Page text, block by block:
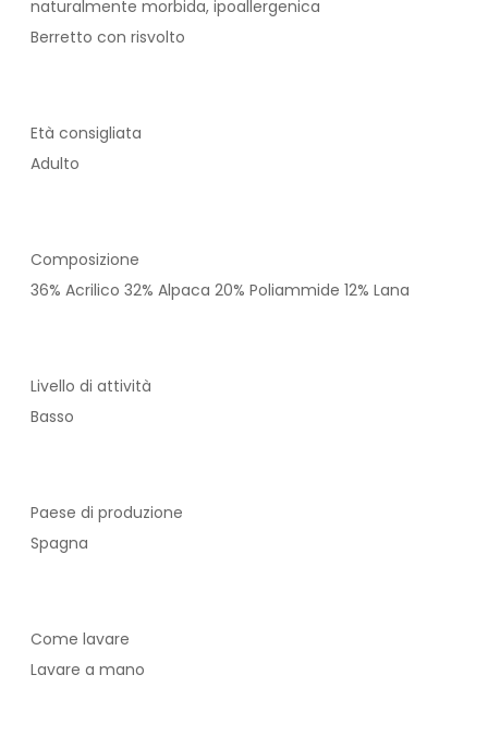
naturalmente morbida, ipoallergenica
Berretto con risvolto
Età consigliata
Adulto
Composizione
36% Acrilico 32% Alpaca 20% Poliammide 12% Lana
Livello di attività
Basso
Paese di produzione
Spagna
Come lavare
Lavare a mano